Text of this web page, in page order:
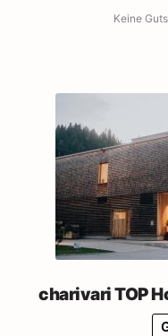
Keine
charivari TOP